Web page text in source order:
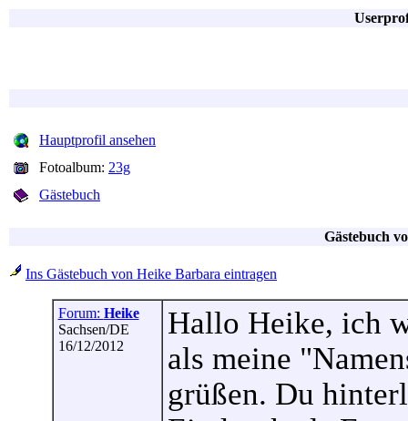
Hauptprofil ansehen
Fotoalbum: 23g
Gästebuch
Gästebuch
Ins Gästebuch von Heike Barbara eintragen
Forum: Heike
Sachsen/DE
16/12/2012
Hallo Heike, ich
als meine
grüßen. Du